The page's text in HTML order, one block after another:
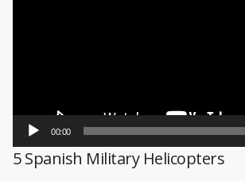
00:00
5 Spanish Military Helicopters